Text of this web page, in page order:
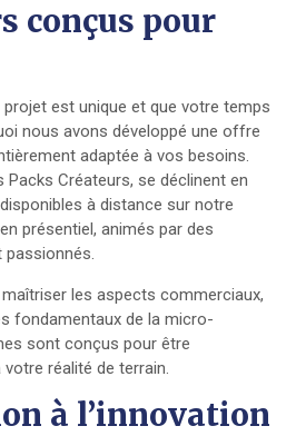
conçus pour
est unique et que votre temps
nous avons développé une offre
adaptée à vos besoins.
Créateurs, se déclinent en
à distance sur notre
présentiel, animés par des
les aspects commerciaux,
fondamentaux de la micro-
sont conçus pour être
réalité de terrain.
à l’innovation